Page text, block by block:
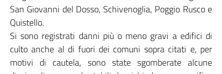
San Giovanni del Dosso, Schivenoglia, Poggio Rusco e
Quistello.
Si sono registrati danni più o meno gravi a edifici di
culto anche al di fuori dei comuni sopra citati e, per
motivi di cautela, sono state sgomberate alcune